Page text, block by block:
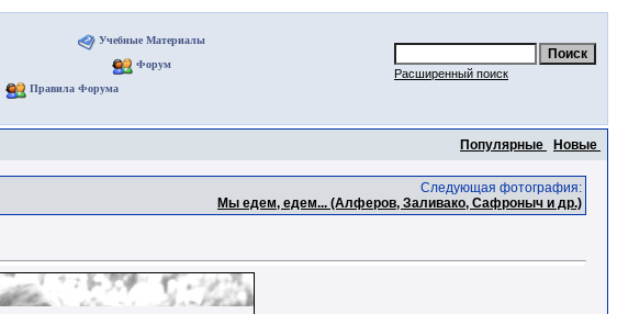
Учебные Материалы
Форум
Правила Форума
Расширенный поиск
Популярные
Новые
Следующая фотография:
Мы едем, едем... (Алферов, Заливако, Сафроныч и др.)